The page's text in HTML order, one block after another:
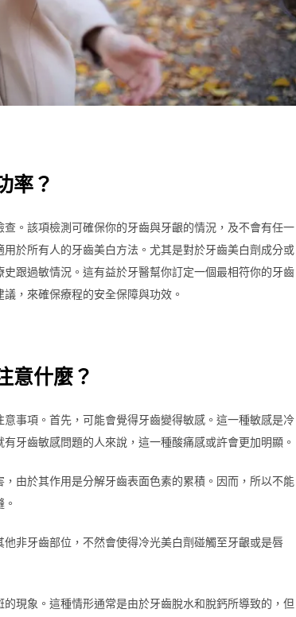
率？
。該項檢測可確保你的牙齒與牙齦的情況，及不會有任一
於所有人的牙齒美白方法。尤其是對於牙齒美白劑成分或
跟過敏情況。這有益於牙醫幫你訂定一個最相符你的牙齒
，來確保療程的安全保障與功效。
意什麼？
事項。首先，可能會覺得牙齒變得敏感。這一種敏感是冷
牙齒敏感問題的人來說，這一種酸痛感或許會更加明顯。
由於其作用是分解牙齒表面色素的累積。因而，所以不能
非牙齒部位，不然會使得冷光美白劑碰觸至牙齦或是唇
現象。這種情形通常是由於牙齒脫水和脫鈣所導致的，但